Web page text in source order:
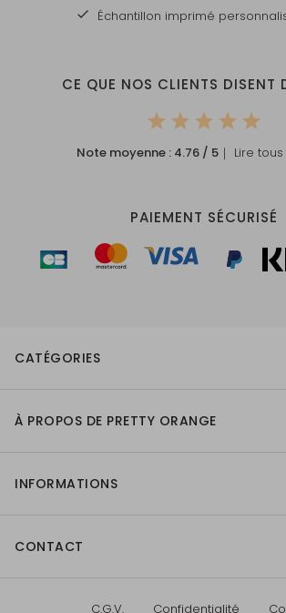
Échantillon imprimé
CE QUE NOS CLIENTS DISENT
Note moyenne : 4.76 / 5 ｜ Lire
PAIEMENT SÉCURISÉ
CATÉGORIES
À PROPOS DE PRETTY ORANGE
INFORMATIONS
CONTACT
C.G.V. Confidentialité